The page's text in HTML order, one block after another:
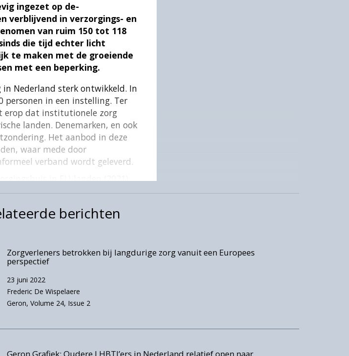
ingezet op de-
verblijvend in verzorgings- en
van ruim 150 tot 118
die tijd echter licht
te maken met de groeiende
met een beperking.
Nederland sterk ontwikkeld. In
personen in een instelling. Ter
erop dat institutionele zorg
landen. Denemarken, en ook
Het aanbod in deze
waar mede door
verband wordt geleverd.
in EU-landen (2021)
berichten
Zorgverleners betrokken bij langdurige zorg vanuit een Europees
perspectief
23 juni 2022
Frederic De Wispelaere
Geron, Volume 24, Issue 2